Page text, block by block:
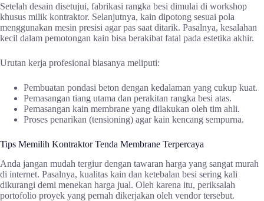
Setelah desain disetujui, fabrikasi rangka besi dimulai di workshop
khusus milik kontraktor. Selanjutnya, kain dipotong sesuai pola
menggunakan mesin presisi agar pas saat ditarik. Pasalnya, kesalahan
kecil dalam pemotongan kain bisa berakibat fatal pada estetika akhir.
Urutan kerja profesional biasanya meliputi:
Pembuatan pondasi beton dengan kedalaman yang cukup kuat.
Pemasangan tiang utama dan perakitan rangka besi atas.
Pemasangan kain membrane yang dilakukan oleh tim ahli.
Proses penarikan (tensioning) agar kain kencang sempurna.
Tips Memilih Kontraktor Tenda Membrane Terpercaya
Anda jangan mudah tergiur dengan tawaran harga yang sangat murah
di internet. Pasalnya, kualitas kain dan ketebalan besi sering kali
dikurangi demi menekan harga jual. Oleh karena itu, periksalah
portofolio proyek yang pernah dikerjakan oleh vendor tersebut.